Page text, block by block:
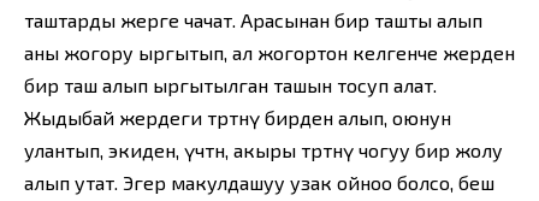
таштарды жерге чачат. Арасынан бир ташты алып
аны жогору ыргытып, ал жогортон келгенче жерден
бир таш алып ыргытылган ташын тосуп алат.
Жыдыбай жердеги төртөөнү бирден алып, оюнун
улантып, экиден, үчтөн, акыры төртөөнү чогуу бир жолу
алып утат. Эгер макулдашуу узак ойноо болсо, беш